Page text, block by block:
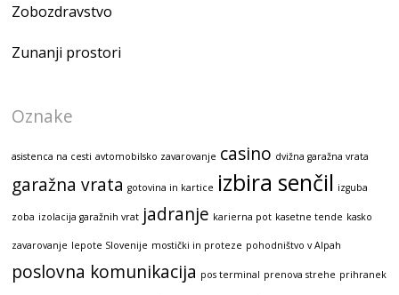
Zobozdravstvo
Zunanji prostori
Oznake
asistenca na cesti avtomobilsko zavarovanje casino dvižna garažna vrata
garažna vrata gotovina in kartice izbira senčil izguba
zoba izolacija garažnih vrat jadranje karierna pot kasetne tende kasko
zavarovanje lepote Slovenije mostički in proteze pohodništvo v Alpah
poslovna komunikacija pos terminal prenova strehe prihranek